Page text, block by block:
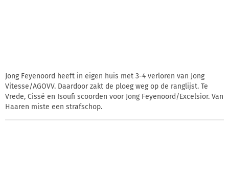
Jong Feyenoord heeft in eigen huis met 3-4 verloren van Jong
Vitesse/AGOVV. Daardoor zakt de ploeg weg op de ranglijst. Te
Vrede, Cissé en Isoufi scoorden voor Jong Feyenoord/Excelsior. Van
Haaren miste een strafschop.